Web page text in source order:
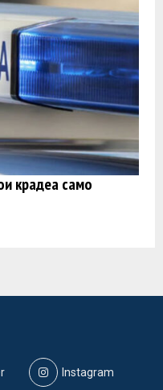
крадеа само
Instagram